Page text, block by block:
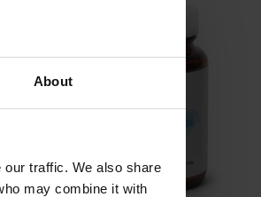
About
traffic. We also share
may combine it with